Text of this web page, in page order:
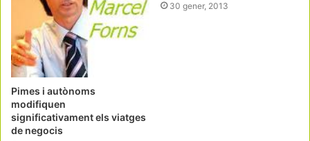
Pimes i autònoms
modifiquen
significativament els viatges
de negocis
30 gener, 2013